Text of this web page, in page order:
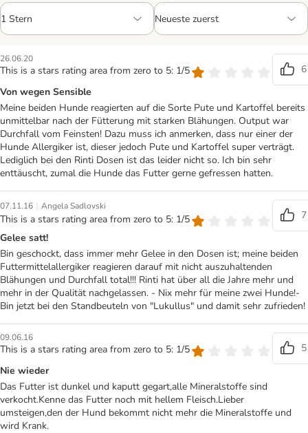
26.06.20
This is a stars rating area from zero to 5: 1/5
6
Von wegen Sensible
Meine beiden Hunde reagierten auf die Sorte Pute und Kartoffel bereits
unmittelbar nach der Fütterung mit starken Blähungen. Output war
Durchfall vom Feinsten! Dazu muss ich anmerken, dass nur einer der
Hunde Allergiker ist, dieser jedoch Pute und Kartoffel super verträgt.
Lediglich bei den Rinti Dosen ist das leider nicht so. Ich bin sehr
enttäuscht, zumal die Hunde das Futter gerne gefressen hatten.
07.11.16 | Angela Sadlovski
This is a stars rating area from zero to 5: 1/5
7
Gelee satt!
Bin geschockt, dass immer mehr Gelee in den Dosen ist; meine beiden
Futtermittelallergiker reagieren darauf mit nicht auszuhaltenden
Blähungen und Durchfall total!!! Rinti hat über all die Jahre mehr und
mehr in der Qualität nachgelassen. - Nix mehr für meine zwei Hunde!-
Bin jetzt bei den Standbeuteln von "Lukullus" und damit sehr zufrieden!
09.06.16
This is a stars rating area from zero to 5: 1/5
5
Nie wieder
Das Futter ist dunkel und kaputt gegart,alle Mineralstoffe sind
verkocht.Kenne das Futter noch mit hellem Fleisch.Lieber
umsteigen,den der Hund bekommt nicht mehr die Mineralstoffe und
wird Krank.